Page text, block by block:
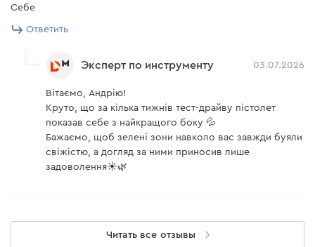
Себе
Ответить
Эксперт по инструменту 03.07.2026
Вітаємо, Андрію!
Круто, що за кілька тижнів тест-драйву пістолет
показав себе з найкращого боку 💦
Бажаємо, щоб зелені зони навколо вас завжди буяли
свіжістю, а догляд за ними приносив лише
задоволення☀️🌿
Читать все отзывы